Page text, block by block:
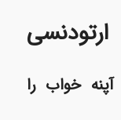
خواب را